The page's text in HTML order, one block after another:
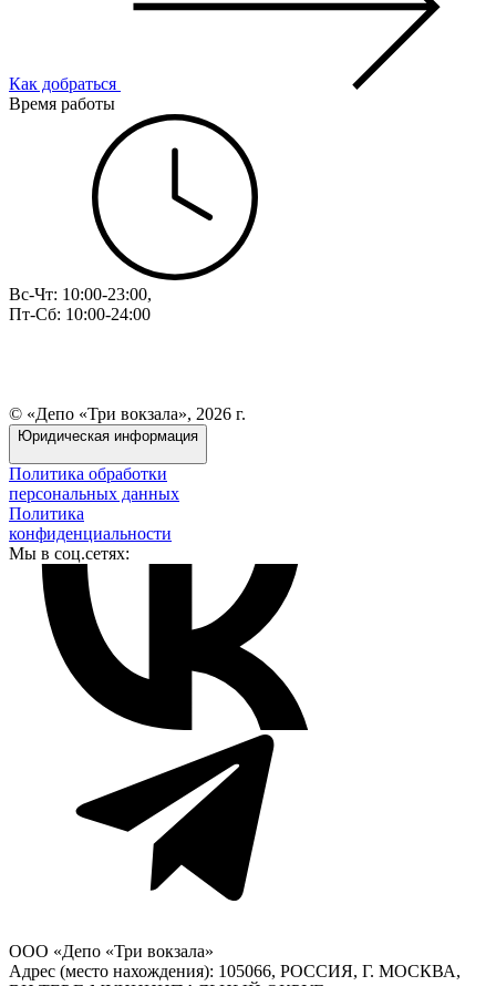
Как добраться
Время работы
Вс-Чт: 10:00-23:00,
Пт-Сб: 10:00-24:00
© «Депо «Три вокзала», 2026 г.
Юридическая информация
Политика обработки
персональных данных
Политика
конфиденциальности
Мы в соц.сетях:
ООО «Депо «Три вокзала»
Адрес (место нахождения): 105066, РОССИЯ, Г. МОСКВА,